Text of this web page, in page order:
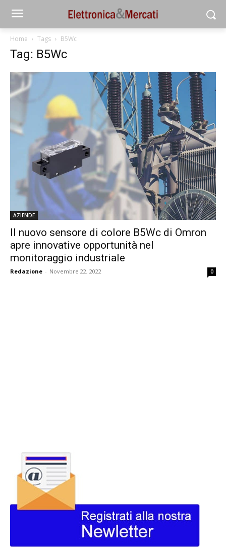
Home Tags B5Wc
Tag: B5Wc
AZIENDE
Il nuovo sensore di colore B5Wc di Omron
apre innovative opportunità nel
monitoraggio industriale
Redazione - Novembre 22, 2022 0